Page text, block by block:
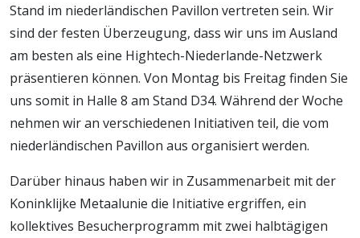
Stand im niederländischen Pavillon vertreten sein. Wir
sind der festen Überzeugung, dass wir uns im Ausland
am besten als eine Hightech-Niederlande-Netzwerk
präsentieren können. Von Montag bis Freitag finden Sie
uns somit in Halle 8 am Stand D34. Während der Woche
nehmen wir an verschiedenen Initiativen teil, die vom
niederländischen Pavillon aus organisiert werden.
Darüber hinaus haben wir in Zusammenarbeit mit der
Koninklijke Metaalunie die Initiative ergriffen, ein
kollektives Besucherprogramm mit zwei halbtägigen